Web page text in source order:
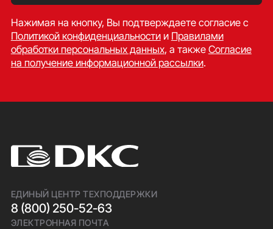
Нажимая на кнопку, Вы подтверждаете согласие c
Политикой конфиденциальностии Правилами
обработки персональных данных, а также Согласие
на получение информационной рассылки.
ЕДИНЫЙ ЦЕНТР ТЕХПОДДЕРЖКИ
8 (800) 250-52-63
ЭЛЕКТРОННАЯ ПОЧТА